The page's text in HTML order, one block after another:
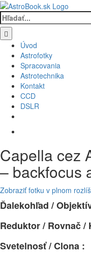
Skip
to
content
Hľadať:
Úvod
Astrofotky
Spracovania
Astrotechnika
Kontakt
CCD
DSLR
Capella cez
– backfocus
Zobraziť fotku v plnom
Ďalekohľad /
Reduktor / Rovnač /
Svetelnosť / Clona :